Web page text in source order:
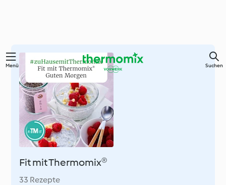
Zum
Hauptinhalt
springen
Menü Suchen
Fit mit Thermomix®
33 Rezepte